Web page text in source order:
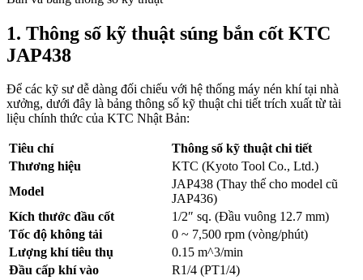
1. Thông số kỹ thuật súng bắn cốt KTC
JAP438
Để các kỹ sư dễ dàng đối chiếu với hệ thống máy nén khí tại nhà
xưởng, dưới đây là bảng thông số kỹ thuật chi tiết trích xuất từ tài
liệu chính thức của KTC Nhật Bản:
Tiêu chí
Thông số kỹ thuật chi tiết
Thương hiệu
KTC (Kyoto Tool Co., Ltd.)
Model
JAP438 (Thay thế cho model cũ
JAP436)
Kích thước đầu cốt
1/2″ sq. (Đầu vuông 12.7 mm)
Tốc độ không tải
0 ~ 7,500 rpm (vòng/phút)
Lượng khí tiêu thụ
0.15 m^3/min
Đầu cấp khí vào
R1/4 (PT1/4)